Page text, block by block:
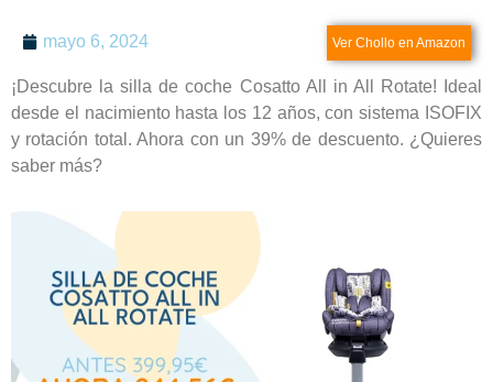
mayo 6, 2024 Ver Chollo en Amazon
¡Descubre la silla de coche Cosatto All in All Rotate! Ideal
desde el nacimiento hasta los 12 años, con sistema ISOFIX
y rotación total. Ahora con un 39% de descuento. ¿Quieres
saber más?